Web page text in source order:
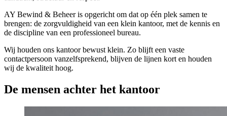
AY Bewind & Beheer is opgericht om dat op één plek samen te
brengen: de zorgvuldigheid van een klein kantoor, met de kennis en
de discipline van een professioneel bureau.
Wij houden ons kantoor bewust klein. Zo blijft een vaste
contactpersoon vanzelfsprekend, blijven de lijnen kort en houden
wij de kwaliteit hoog.
De mensen achter het kantoor